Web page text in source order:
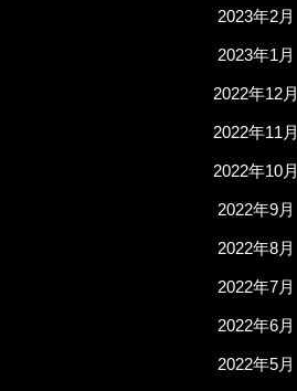
2023年2月
2023年1月
2022年12月
2022年11月
2022年10月
2022年9月
2022年8月
2022年7月
2022年6月
2022年5月